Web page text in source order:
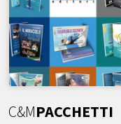
C&MPACCHETTI